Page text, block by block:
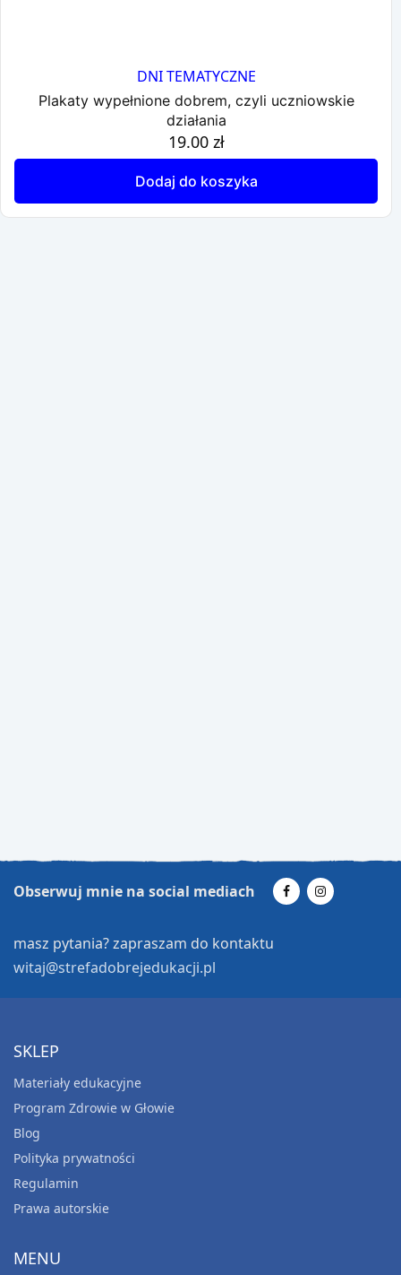
DNI TEMATYCZNE
Plakaty wypełnione dobrem, czyli uczniowskie
działania
19.00 zł
Dodaj do koszyka
Obserwuj mnie na social mediach
masz pytania? zapraszam do kontaktu
witaj@strefadobrejedukacji.pl
SKLEP
Materiały edukacyjne
Program Zdrowie w Głowie
Blog
Polityka prywatności
Regulamin
Prawa autorskie
MENU